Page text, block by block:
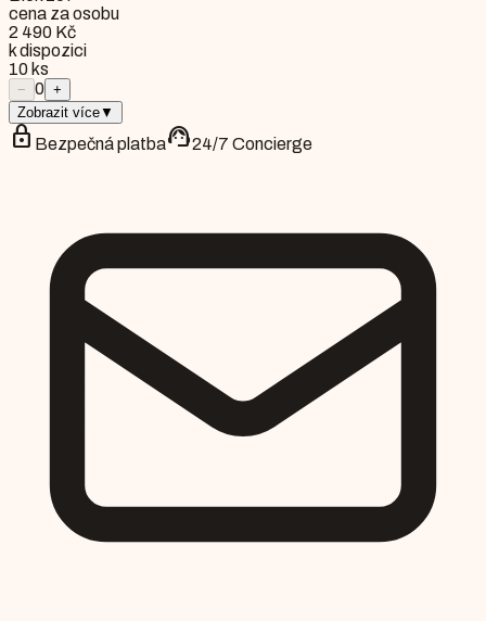
cena za osobu
2 490 Kč
k dispozici
10 ks
− 0 +
Zobrazit více▼
lock Bezpečná platbasupport_agent24/7 Concierge